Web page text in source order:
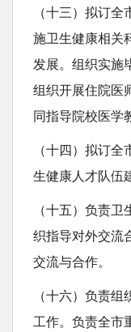
（十三）拟订
施卫生健康相关
发展。组织实施
组织开展住院医
同指导院校医学
（十四）拟订
生健康人才队伍
（十五）负责
织指导对外交流
交流与合作。
（十六）负责
工作。负责全市